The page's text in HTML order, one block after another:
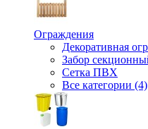
Ограждения
Декоративная
Забор
Сетка ПВХ
Все категории (4)